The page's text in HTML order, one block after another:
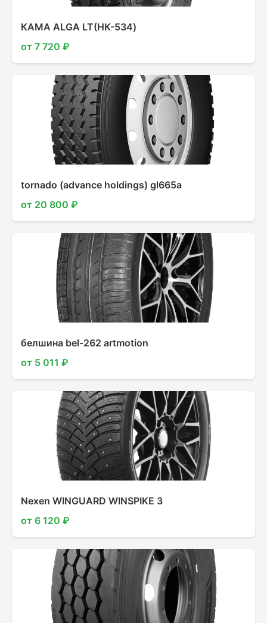
КАМА ALGA LT(НК-534)
от 7 720 ₽
tornado (advance holdings) gl665a
от 20 800 ₽
белшина bel-262 artmotion
от 5 011 ₽
Nexen WINGUARD WINSPIKE 3
от 6 120 ₽